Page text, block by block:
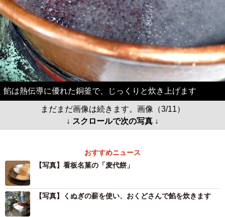
餡は熱伝導に優れた銅釜で、じっくりと炊き上げます
まだまだ画像は続きます。画像（3/11）
↓ スクロールで次の写真 ↓
おすすめニュース
【写真】看板名菓の「麦代餅」
【写真】くぬぎの薪を使い、おくどさんで餡を炊きます